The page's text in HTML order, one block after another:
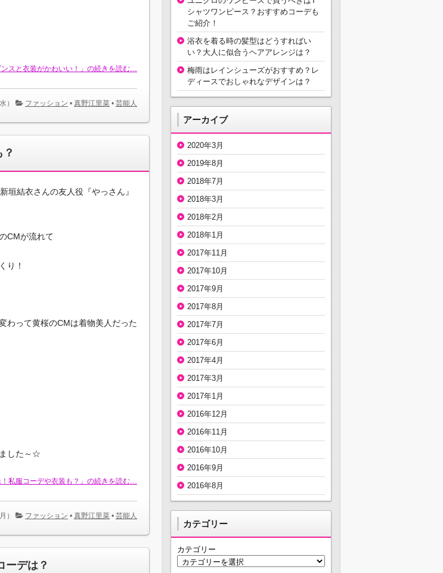
ンスと衣装がかわいい！」の続きを読む…
） ファッション • 真野江里菜 • 芸能人
垣結衣さんの友人役『やっさん』
CMが流れて
り！
わって黄桜のCMは着物美人だった
した～☆
！私服コーデや衣装も？」の続きを読む…
） ファッション • 真野江里菜 • 芸能人
ーデは？
シャツワンピース？おすすめコーデも
ご紹介！
浴衣を着る時の髪型はどうすればい
い？大人に似合うヘアアレンジは？
梅雨はレインシューズがおすすめ？レ
ディースでおしゃれなデザインは？
アーカイブ
2020年3月
2019年8月
2018年7月
2018年3月
2018年2月
2018年1月
2017年11月
2017年10月
2017年9月
2017年8月
2017年7月
2017年6月
2017年4月
2017年3月
2017年1月
2016年12月
2016年11月
2016年10月
2016年9月
2016年8月
カテゴリー
カテゴリー